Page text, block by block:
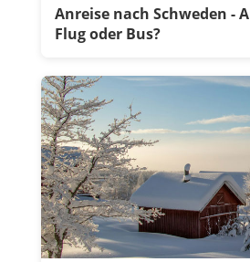
Anreise nach Schweden -
Flug oder Bus?